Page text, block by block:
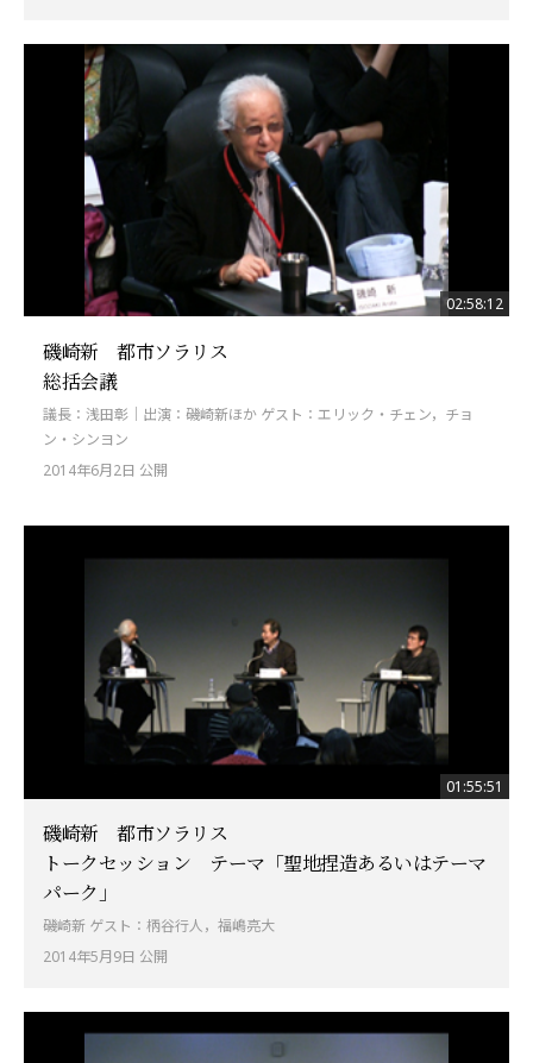
02:58:12
磯崎新 都市ソラリス
総括会議
議長：浅田彰｜出演：磯崎新ほか ゲスト：エリック・チェン，チョ
ン・シンヨン
2014年6月2日 公開
01:55:51
磯崎新 都市ソラリス
トークセッション テーマ「聖地捏造あるいはテーマ
パーク」
磯崎新 ゲスト：柄谷行人，福嶋亮大
2014年5月9日 公開